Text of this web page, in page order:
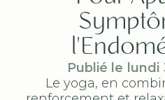
Publié le lundi
Le yoga, en